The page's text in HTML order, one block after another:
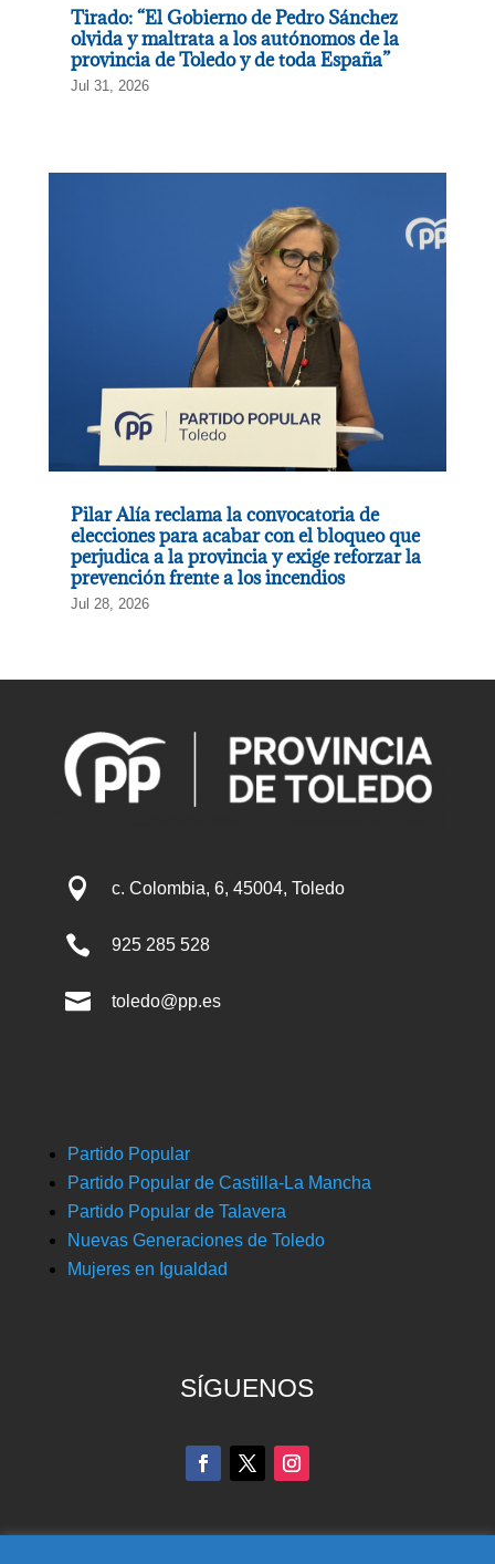
Tirado: “El Gobierno de Pedro Sánchez
olvida y maltrata a los autónomos de la
provincia de Toledo y de toda España”
Jul 31, 2026
Pilar Alía reclama la convocatoria de
elecciones para acabar con el bloqueo que
perjudica a la provincia y exige reforzar la
prevención frente a los incendios
Jul 28, 2026
 c. Colombia, 6, 45004, Toledo
 925 285 528
 toledo@pp.es
Partido Popular
Partido Popular de Castilla-La Mancha
Partido Popular de Talavera
Nuevas Generaciones de Toledo
Mujeres en Igualdad
SÍGUENOS